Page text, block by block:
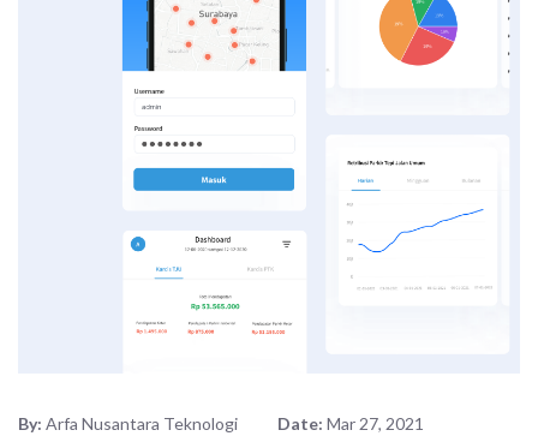
By: Arfa Nusantara Teknologi Date: Mar 27, 2021